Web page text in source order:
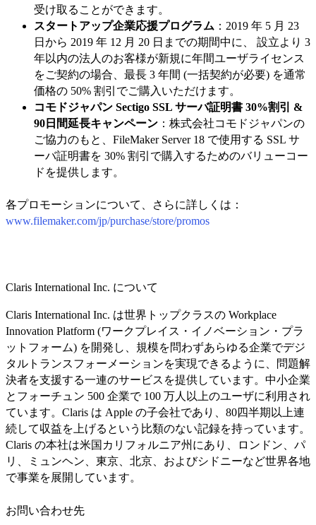
受け取ることができます。
スタートアップ企業応援プログラム ：2019 年 5 月 23
日から 2019 年 12 月 20 日までの期間中に、 設立より 3
年以内の法人のお客様が新規に年間ユーザライセンス
をご契約の場合、最長 3 年間 (一括契約が必要) を通常
価格の 50% 割引でご購入いただけます。
コモドジャパン Sectigo SSL サーバ証明書 30%割引 &
90日間延長キャンペーン ：株式会社コモドジャパンの
ご協力のもと、FileMaker Server 18 で使用する SSL サ
ーバ証明書を 30% 割引で購入するためのバリューコー
ドを提供します。
各プロモーションについて、さらに詳しくは：
www.filemaker.com/jp/purchase/store/promos
Claris International Inc. について
Claris International Inc. は世界トップクラスの Workplace
Innovation Platform (ワークプレイス・イノベーション・プラ
ットフォーム) を開発し、規模を問わずあらゆる企業でデジ
タルトランスフォーメーションを実現できるように、問題解
決者を支援する一連のサービスを提供しています。中小企業
とフォーチュン 500 企業で 100 万人以上のユーザに利用され
ています。Claris は Apple の子会社であり、80四半期以上連
続して収益を上げるという比類のない記録を持っています。
Claris の本社は米国カリフォルニア州にあり、ロンドン、パ
リ、ミュンヘン、東京、北京、およびシドニーなど世界各地
で事業を展開しています。
お問い合わせ先